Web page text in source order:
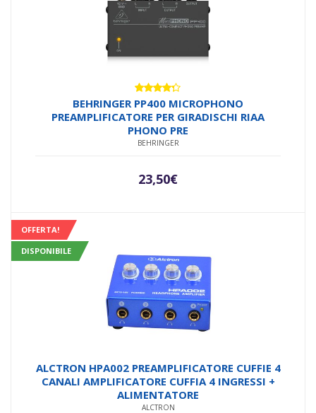
Valutato
4.17su
5
BEHRINGER PP400 MICROPHONO
PREAMPLIFICATORE PER GIRADISCHI RIAA
PHONO PRE
BEHRINGER
23,50€
OFFERTA!
DISPONIBILE
ALCTRON HPA002 PREAMPLIFICATORE CUFFIE 4
CANALI AMPLIFICATORE CUFFIA 4 INGRESSI +
ALIMENTATORE
ALCTRON